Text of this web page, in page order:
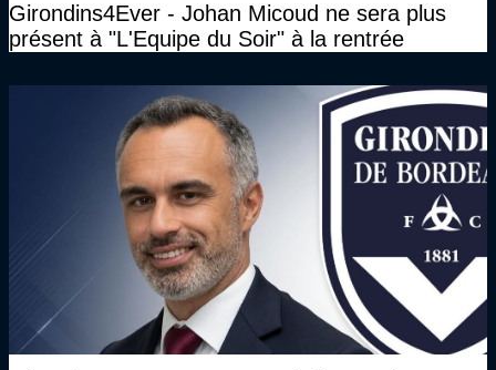
Girondins4Ever - Johan Micoud ne sera plus
présent à "L'Equipe du Soir" à la rentrée